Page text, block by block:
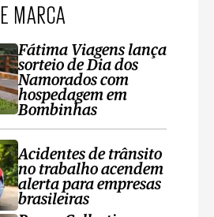
MARCA
Fátima Viagens lança
sorteio de Dia dos
Namorados com
hospedagem em
Bombinhas
Acidentes de trânsito
no trabalho acendem
alerta para empresas
brasileiras